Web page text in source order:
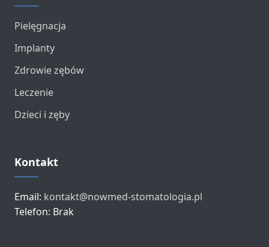
Pielęgnacja
Implanty
Zdrowie zębów
Leczenie
Dzieci i zęby
Kontakt
Email: kontakt@nowmed-stomatologia.pl
Telefon: Brak